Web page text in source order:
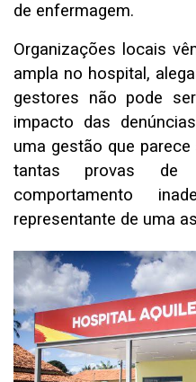
de enfermagem.
Organizações locais
ampla no hospital,
gestores não pode
impacto das
uma gestão que
tantas provas de
comportamento
representante de uma